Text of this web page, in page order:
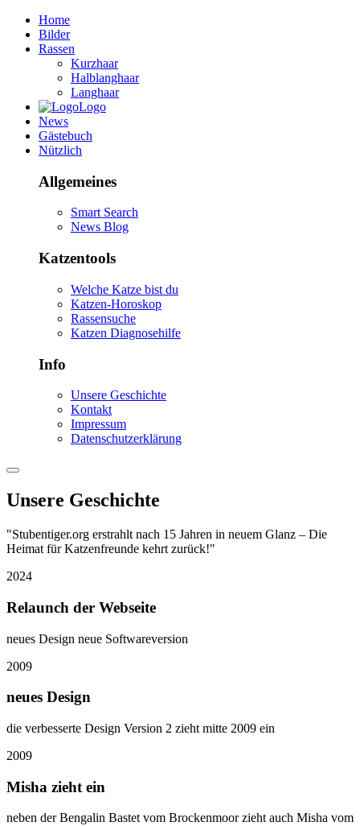
Home
Bilder
Rassen
Kurzhaar
Halblanghaar
Langhaar
Logo
News
Gästebuch
Nützlich
Allgemeines
Smart Search
News Blog
Katzentools
Welche Katze bist du
Katzen-Horoskop
Rassensuche
Katzen Diagnosehilfe
Info
Unsere Geschichte
Kontakt
Impressum
Datenschutzerklärung
Unsere Geschichte
"Stubentiger.org erstrahlt nach 15 Jahren in neuem Glanz – Die
Heimat für Katzenfreunde kehrt zurück!"
2024
Relaunch der Webseite
neues Design neue Softwareversion
2009
neues Design
die verbesserte Design Version 2 zieht mitte 2009 ein
2009
Misha zieht ein
neben der Bengalin Bastet vom Brockenmoor zieht auch Misha vom